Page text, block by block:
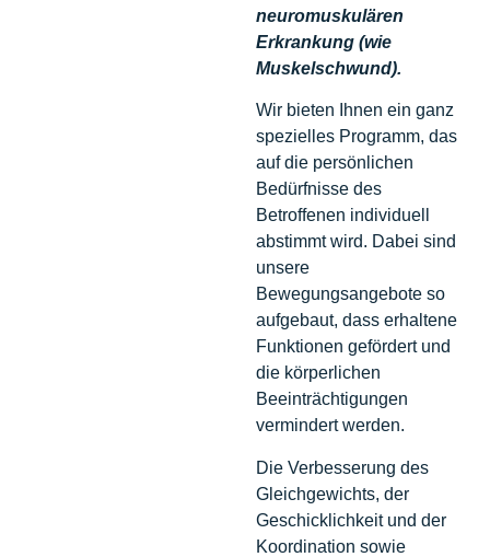
neuromuskulären
Erkrankung (wie
Muskelschwund).
Wir bieten Ihnen ein ganz
spezielles Programm, das
auf die persönlichen
Bedürfnisse des
Betroffenen individuell
abstimmt wird. Dabei sind
unsere
Bewegungsangebote so
aufgebaut, dass erhaltene
Funktionen gefördert und
die körperlichen
Beeinträchtigungen
vermindert werden.
Die Verbesserung des
Gleichgewichts, der
Geschicklichkeit und der
Koordination sowie